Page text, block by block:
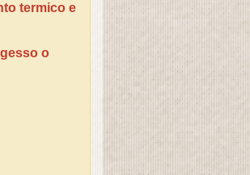
termico e
o